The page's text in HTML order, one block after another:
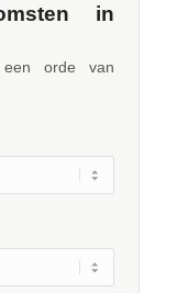
in
een orde van